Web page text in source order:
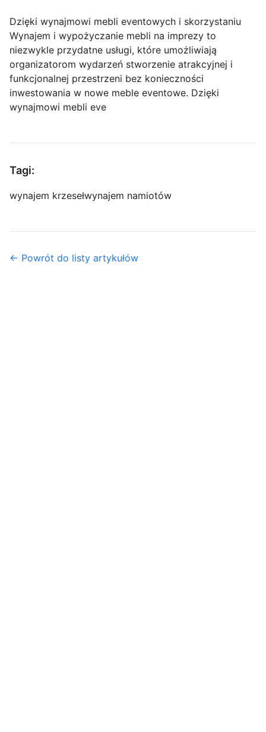
Dzięki wynajmowi mebli eventowych i skorzystaniu
Wynajem i wypożyczanie mebli na imprezy to
niezwykle przydatne usługi, które umożliwiają
organizatorom wydarzeń stworzenie atrakcyjnej i
funkcjonalnej przestrzeni bez konieczności
inwestowania w nowe meble eventowe. Dzięki
wynajmowi mebli eve
Tagi:
wynajem krzesełwynajem namiotów
← Powrót do listy artykułów